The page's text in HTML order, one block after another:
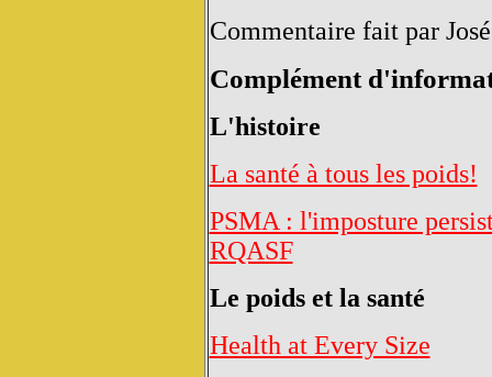
Commentaire fait par
Complément
L'histoire
La santé à tous les poids!
PSMA : l'imposture
RQASF
Le poids et la santé
Health at Every Size